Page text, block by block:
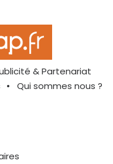
& Partenariat
Qui sommes nous ?